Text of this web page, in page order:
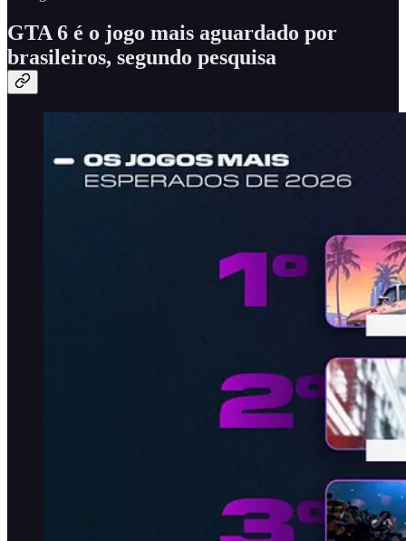
GTA 6 é o jogo mais aguardado por
brasileiros, segundo pesquisa